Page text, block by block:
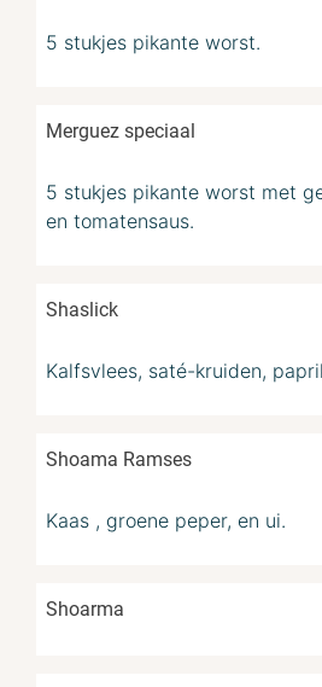
5 stukjes pikante worst.
Merguez speciaal
5 stukjes pikante worst met
en tomatensaus.
Shaslick
Kalfsvlees, saté-kruiden,
Shoama Ramses
Kaas , groene peper, en ui.
Shoarma